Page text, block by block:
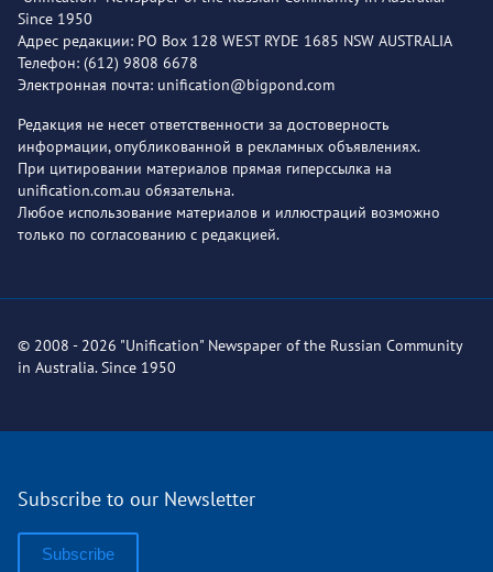
Since 1950
Адрес редакции: PO Box 128 WEST RYDE 1685 NSW AUSTRALIA
Телефон: (612) 9808 6678
Электронная почта: unification@bigpond.com
Редакция не несет ответственности за достоверность
информации, опубликованной в рекламных объявлениях.
При цитировании материалов прямая гиперссылка на
unification.com.au обязательна.
Любое использование материалов и иллюстраций возможно
только по согласованию с редакцией.
© 2008 - 2026 "Unification" Newspaper of the Russian Community
in Australia. Since 1950
Subscribe to our Newsletter
Subscribe